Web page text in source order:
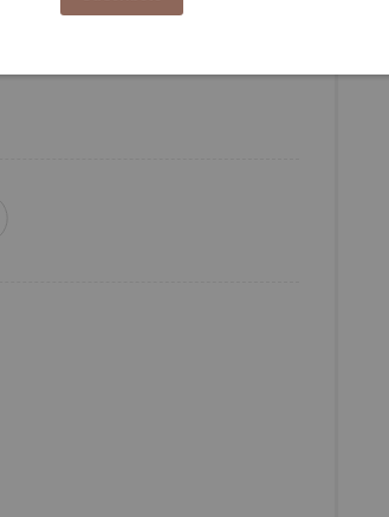
embargo la colección en conjunto